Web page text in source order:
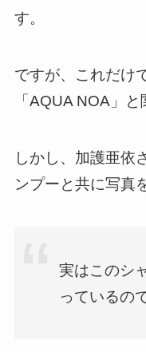
す。
ですが、これだけ
「AQUA NOA」
しかし、加護亜依
ンプーと共に写真
実はこのシ
っているの